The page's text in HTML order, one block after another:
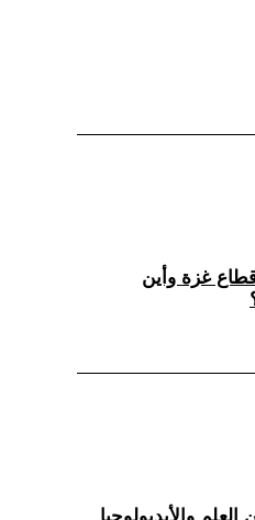
قطاع غزة وأين